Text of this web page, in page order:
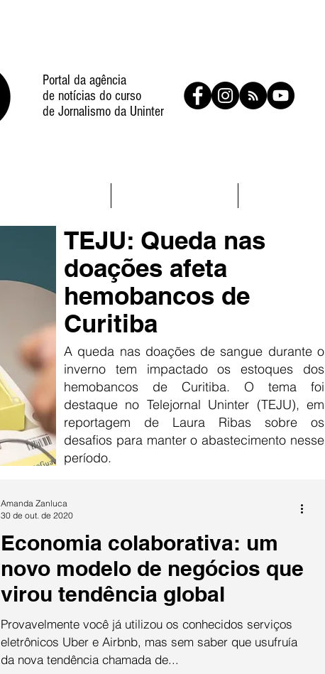
Portal da agência
de notícias do curso
de Jornalismo da Uninter
TEJU: Queda nas
doações afeta
hemobancos de
Curitiba
A queda nas doações de sangue durante o
inverno tem impactado os estoques dos
hemobancos de Curitiba. O tema foi
destaque no Telejornal Uninter (TEJU), em
reportagem de Laura Ribas sobre os
desafios para manter o abastecimento nesse
período.
Economia colaborativa: um
novo modelo de negócios que
virou tendência global
Provavelmente você já utilizou os conhecidos serviços
eletrônicos Uber e Airbnb, mas sem saber que usufruía
da nova tendência chamada de...
Amanda Zanluca
30 de out. de 2020